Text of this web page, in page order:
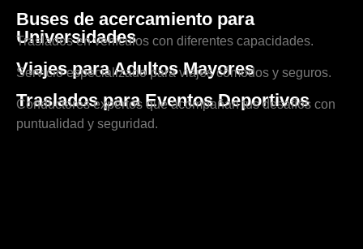
Buses de acercamiento para
Universidades
Traslados en vehículos con diferentes capacidades.
Viajes para Adultos Mayores
Servicio especializado para viajes cómodos y seguros.
Traslados para Eventos Deportivos
Conductores expertos que acompañan tus desafíos con
puntualidad y seguridad.